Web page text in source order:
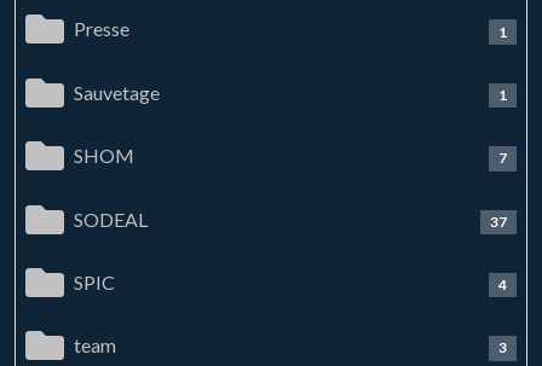
Presse 1
Sauvetage 1
SHOM 7
SODEAL 37
SPIC 4
team 3